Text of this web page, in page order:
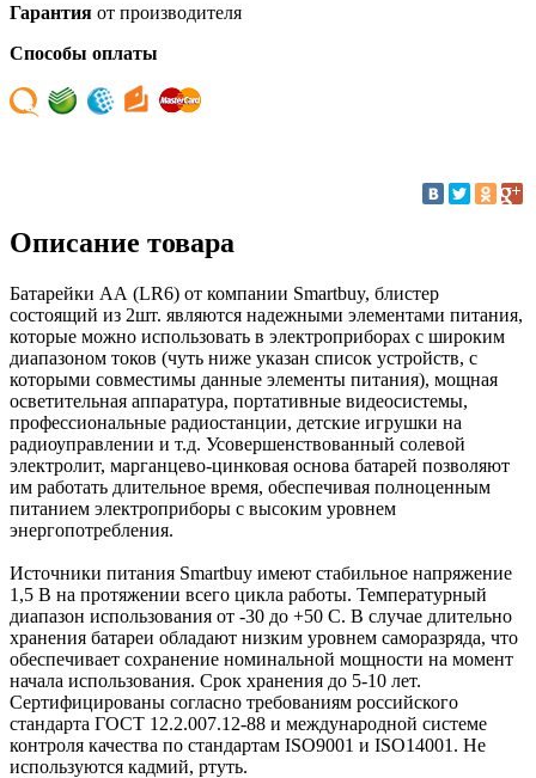
Гарантия от производителя
Способы оплаты
Описание товара
Батарейки АА (LR6) от компании Smartbuy, блистер
состоящий из 2шт. являются надежными элементами питания,
которые можно использовать в электроприборах с широким
диапазоном токов (чуть ниже указан список устройств, с
которыми совместимы данные элементы питания), мощная
осветительная аппаратура, портативные видеосистемы,
профессиональные радиостанции, детские игрушки на
радиоуправлении и т.д. Усовершенствованный солевой
электролит, марганцево-цинковая основа батарей позволяют
им работать длительное время, обеспечивая полноценным
питанием электроприборы с высоким уровнем
энергопотребления.
Источники питания Smartbuy имеют стабильное напряжение
1,5 В на протяжении всего цикла работы. Температурный
диапазон использования от -30 до +50 C. В случае длительно
хранения батареи обладают низким уровнем саморазряда, что
обеспечивает сохранение номинальной мощности на момент
начала использования. Срок хранения до 5-10 лет.
Сертифицированы согласно требованиям российского
стандарта ГОСТ 12.2.007.12-88 и международной системе
контроля качества по стандартам ISO9001 и ISO14001. Не
используются кадмий, ртуть.